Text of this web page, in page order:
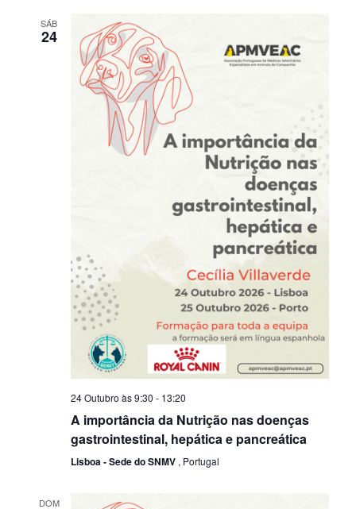
SÁB
24
24 Outubro às 9:30 - 13:20
A importância da Nutrição nas doenças
gastrointestinal, hepática e pancreática
Lisboa - Sede do SNMV , Portugal
DOM